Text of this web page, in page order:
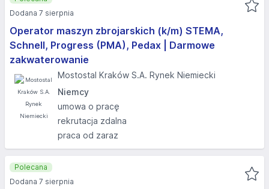
Operator maszyn zbrojarskich (k/m) STEMA,
Schnell, Progress (PMA), Pedax | Darmowe
zakwaterowanie
Mostostal Kraków S.A. Rynek Niemiecki
Niemcy
umowa o pracę
rekrutacja zdalna
praca od zaraz
Dodana 7 sierpnia
Polecana
Dodana 7 sierpnia